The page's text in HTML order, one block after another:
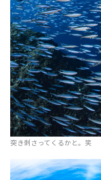
突き刺さってくるかと。笑